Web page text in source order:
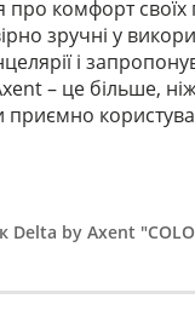
про комфорт
зручні у
і
– це більше,
Delta by Axent